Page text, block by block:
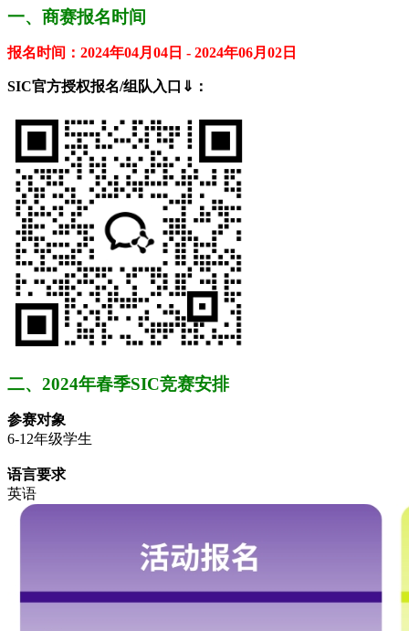
一、商赛报名时间
报名时间：2024年04月04日 - 2024年06月02日
SIC官方授权报名/组队入口⇓：
二、2024年春季SIC竞赛安排
参赛对象
6-12年级学生
语言要求
英语